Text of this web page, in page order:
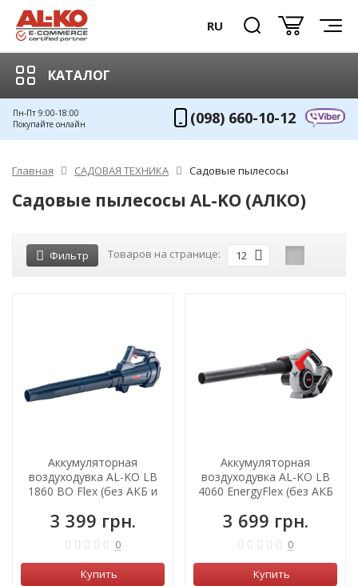
RU
КАТАЛОГ
Пн-Пт 9:00-18:00
Покупайте онлайн
(098) 660-10-12
Главная САДОВАЯ ТЕХНИКА Садовые пылесосы
Садовые пылесосы AL-KO (АЛКО)
Фильтр Товаров на странице: 12
Аккумуляторная
воздуходувка AL-KO LB
1860 BO Flex (без АКБ и
3 399 грн.
0
Купить
Аккумуляторная
воздуходувка AL-KO LB
4060 EnergyFlex (без АКБ
3 699 грн.
0
Купить